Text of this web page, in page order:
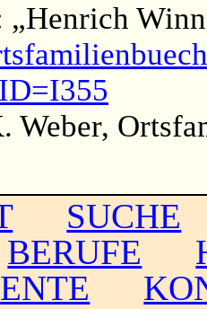
„Henrich
Weber,
SUCHE
BERUFE